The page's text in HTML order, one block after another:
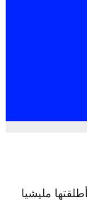
مليشيا